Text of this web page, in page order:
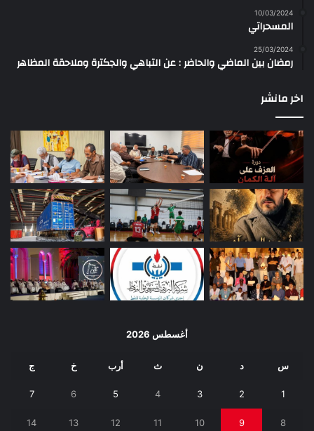
10/03/2024
المسحراتي
25/03/2024
رمضان بين الماضي والحاضر : عن التباهي والجكترة وملاحقة المظاهر
اخر مانشر
أغسطس 2026
س د ن ث أرب خ ج
1
2
3
4
5
6
7
8
9
10
11
12
13
14